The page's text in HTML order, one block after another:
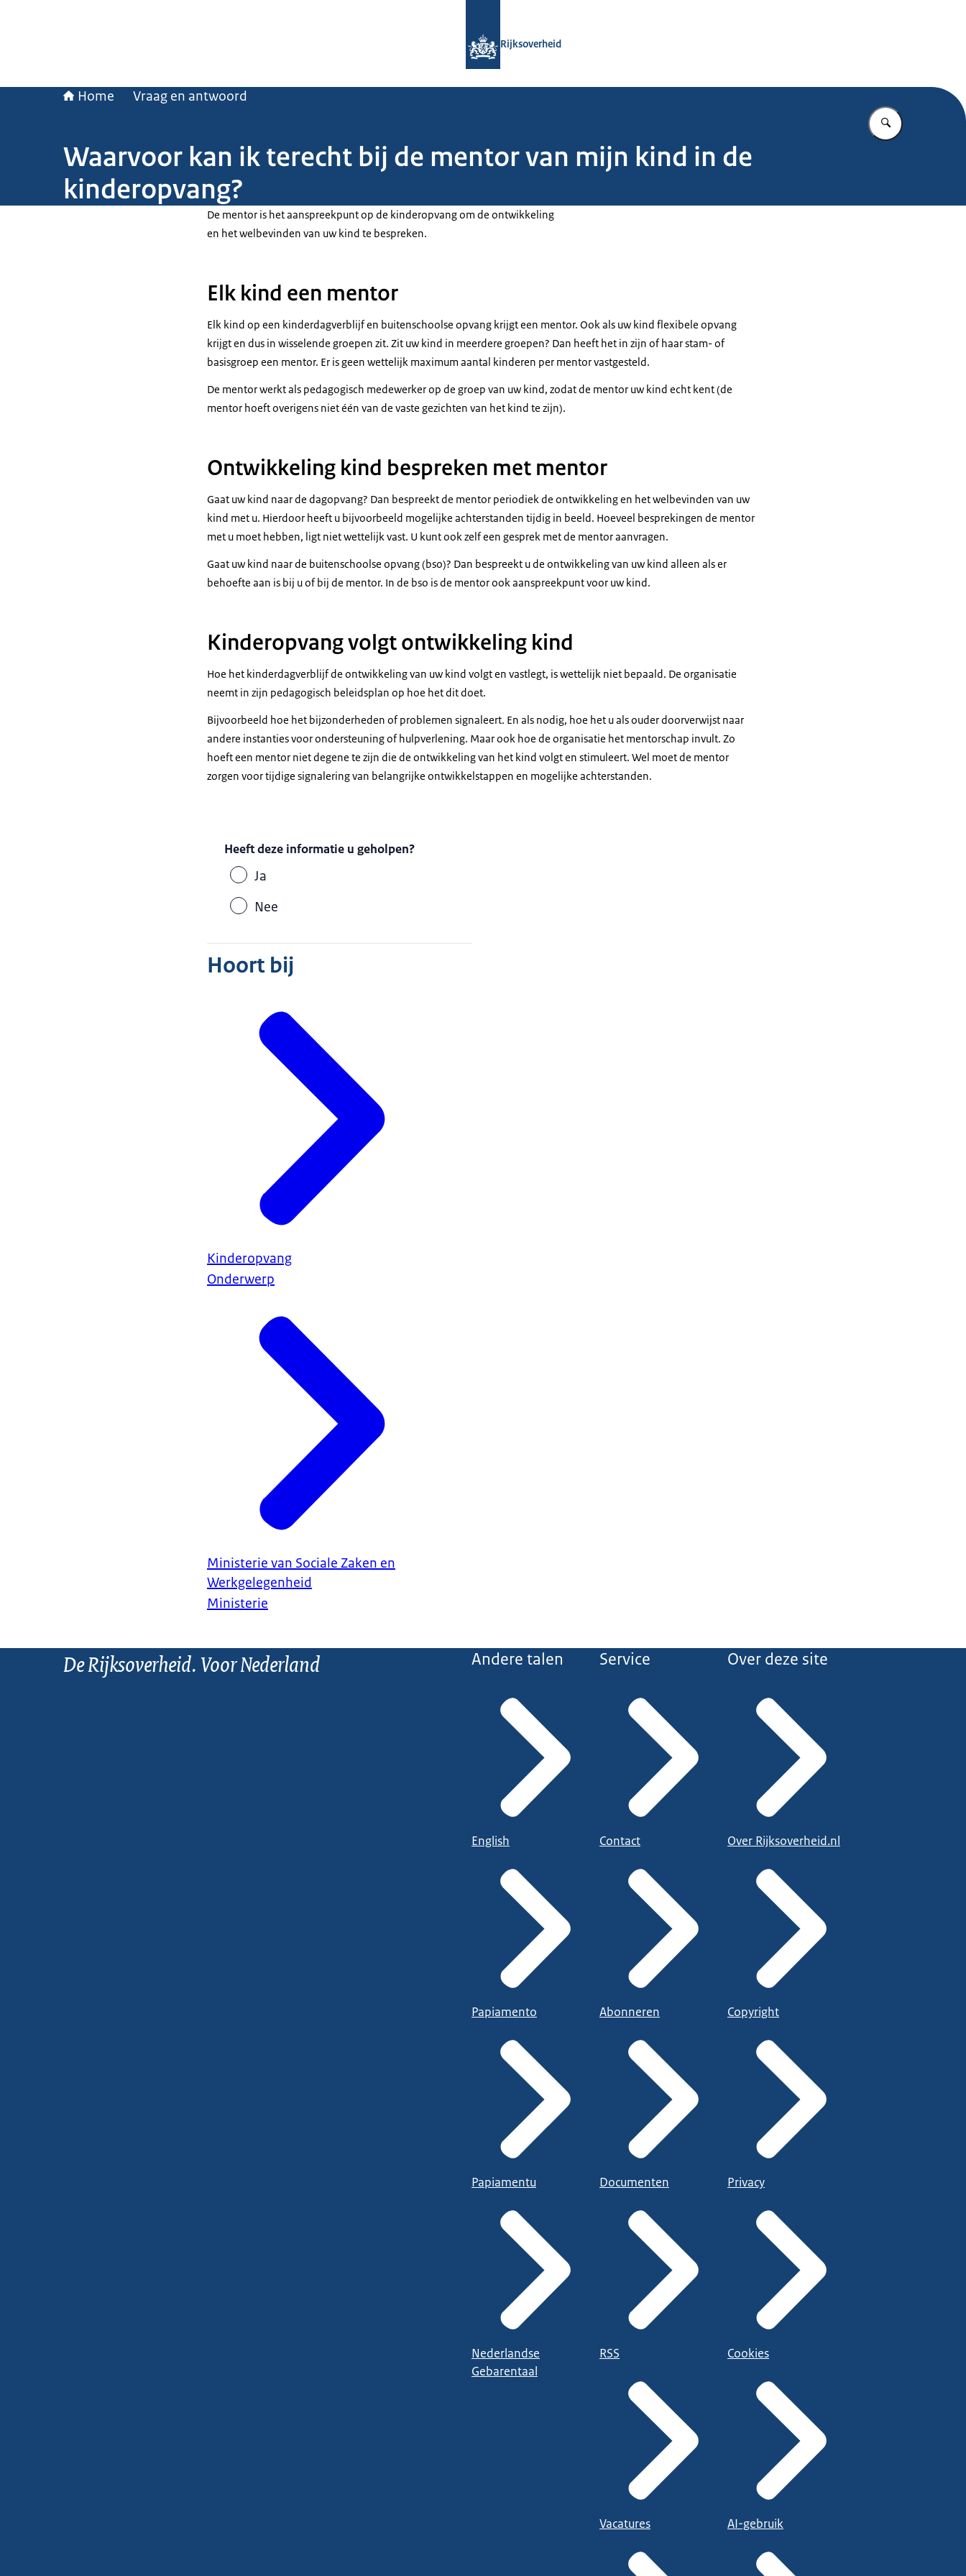
Rijksoverheid
Home Vraag en antwoord
Vul in wat u
Waarvoor kan ik terecht bij de mentor van mijn kind in de
kinderopvang?
De mentor is het aanspreekpunt op de kinderopvang om de ontwikkeling
en het welbevinden van uw kind te bespreken.
Elk kind een mentor
Elk kind op een kinderdagverblijf en buitenschoolse opvang krijgt een mentor. Ook als uw kind flexibele opvang
krijgt en dus in wisselende groepen zit. Zit uw kind in meerdere groepen? Dan heeft het in zijn of haar stam- of
basisgroep een mentor. Er is geen wettelijk maximum aantal kinderen per mentor vastgesteld.
De mentor werkt als pedagogisch medewerker op de groep van uw kind, zodat de mentor uw kind echt kent (de
mentor hoeft overigens niet één van de vaste gezichten van het kind te zijn).
Ontwikkeling kind bespreken met mentor
Gaat uw kind naar de dagopvang? Dan bespreekt de mentor periodiek de ontwikkeling en het welbevinden van uw
kind met u. Hierdoor heeft u bijvoorbeeld mogelijke achterstanden tijdig in beeld. Hoeveel besprekingen de mentor
met u moet hebben, ligt niet wettelijk vast. U kunt ook zelf een gesprek met de mentor aanvragen.
Gaat uw kind naar de buitenschoolse opvang (bso)? Dan bespreekt u de ontwikkeling van uw kind alleen als er
behoefte aan is bij u of bij de mentor. In de bso is de mentor ook aanspreekpunt voor uw kind.
Kinderopvang volgt ontwikkeling kind
Hoe het kinderdagverblijf de ontwikkeling van uw kind volgt en vastlegt, is wettelijk niet bepaald. De organisatie
neemt in zijn pedagogisch beleidsplan op hoe het dit doet.
Bijvoorbeeld hoe het bijzonderheden of problemen signaleert. En als nodig, hoe het u als ouder doorverwijst naar
andere instanties voor ondersteuning of hulpverlening. Maar ook hoe de organisatie het mentorschap invult. Zo
hoeft een mentor niet degene te zijn die de ontwikkeling van het kind volgt en stimuleert. Wel moet de mentor
zorgen voor tijdige signalering van belangrijke ontwikkelstappen en mogelijke achterstanden.
Heeft deze informatie u geholpen?
Ja
Nee
Hoort bij
Kinderopvang
Onderwerp
Ministerie van Sociale Zaken en
Werkgelegenheid
Ministerie
De Rijksoverheid. Voor Nederland Andere talen
English
Papiamento
Papiamentu
Nederlandse
Gebarentaal
Service
Contact
Abonneren
Documenten
RSS
Vacatures
Over deze site
Over Rijksoverheid.nl
Copyright
Privacy
Cookies
AI-gebruik